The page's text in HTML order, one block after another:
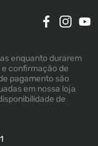
enquanto durarem
confirmação de
pagamento são
em nossa loja
de